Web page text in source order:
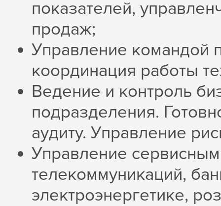
показателей,
продаж;
Управление командой
координация работы
Ведение и контроль
подразделения.
аудиту. Управление
Управление
телекоммуникаций,
электроэнергетике,